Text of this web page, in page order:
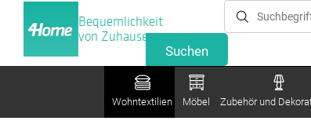
Bequemlichkeit
von Zuhause
Wohntextilien Möbel Zubehör und